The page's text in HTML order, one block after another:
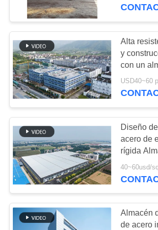
SOBRE
NOSOTROS
RECORRIDO
POR
LA
FÁBRICA
CONTROL
DE
CALIDAD
CONTACTA
CON
almacén de
estructura de
Acero
arquitectónico
Alta
y
con un
estructura
duradero
Diseño
acero de
rígida
con
Almacén
de acero